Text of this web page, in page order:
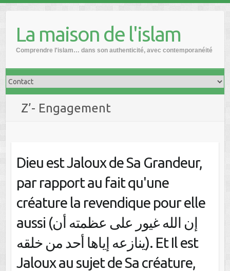
La maison de l'islam
Comprendre l'islam… dans son authenticité, avec contemporanéité
Z’- Engagement
Dieu est Jaloux de Sa Grandeur,
par rapport au fait qu'une
créature la revendique pour elle
aussi (إن الله غيور على عظمته أن
ينازعه إياها أحد من خلقه). Et Il est
Jaloux au sujet de Sa créature,